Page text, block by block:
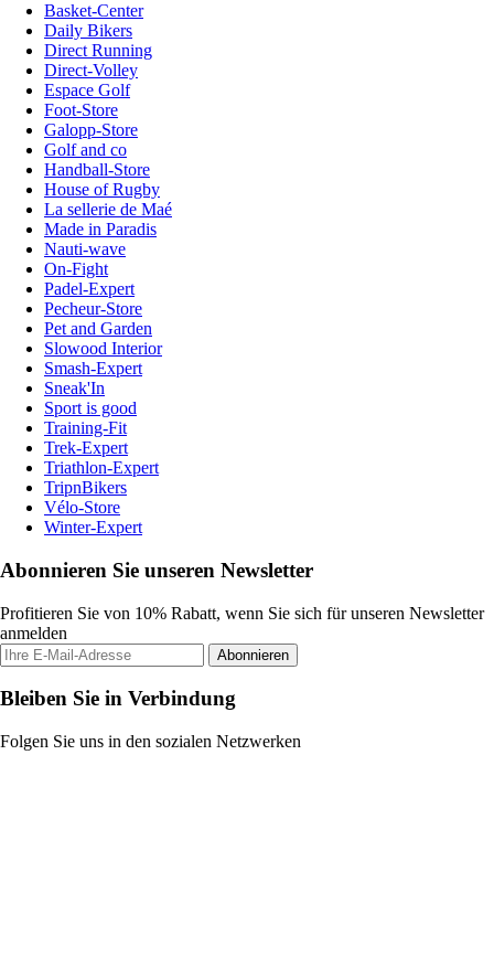
Basket-Center
Daily Bikers
Direct Running
Direct-Volley
Espace Golf
Foot-Store
Galopp-Store
Golf and co
Handball-Store
House of Rugby
La sellerie de Maé
Made in Paradis
Nauti-wave
On-Fight
Padel-Expert
Pecheur-Store
Pet and Garden
Slowood Interior
Smash-Expert
Sneak'In
Sport is good
Training-Fit
Trek-Expert
Triathlon-Expert
TripnBikers
Vélo-Store
Winter-Expert
Abonnieren Sie unseren Newsletter
Profitieren Sie von 10% Rabatt, wenn Sie sich für unseren Newsletter
anmelden
Abonnieren
Bleiben Sie in Verbindung
Folgen Sie uns in den sozialen Netzwerken